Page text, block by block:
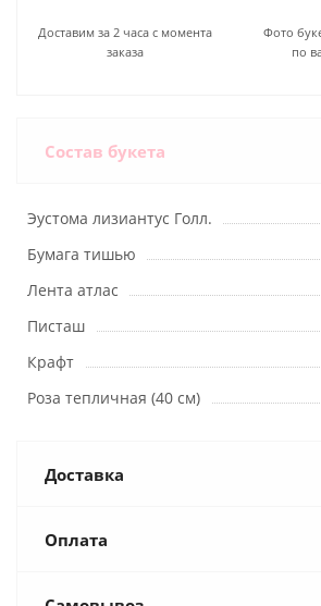
Доставим за 2 часа с момента
заказа
Фото
по
Состав букета
Эустома лизиантус Голл.
Бумага тишью
Лента атлас
Писташ
Крафт
Роза тепличная (40 см)
Доставка
Оплата